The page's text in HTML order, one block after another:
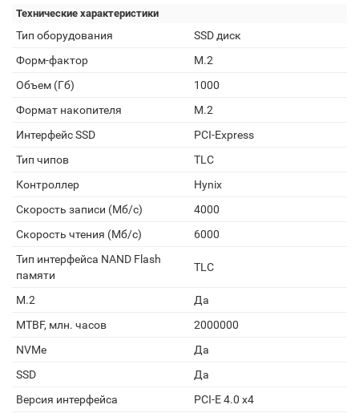
Технические характеристики
Тип оборудования
SSD диск
Форм-фактор
M.2
Объем (Гб)
1000
Формат накопителя
M.2
Интерфейс SSD
PCI-Express
Тип чипов
TLC
Контроллер
Hynix
Скорость записи (Мб/с)
4000
Скорость чтения (Мб/с)
6000
Тип интерфейса NAND Flash
памяти
TLC
M.2
Да
MTBF, млн. часов
2000000
NVMe
Да
SSD
Да
Версия интерфейса
PCI-E 4.0 x4